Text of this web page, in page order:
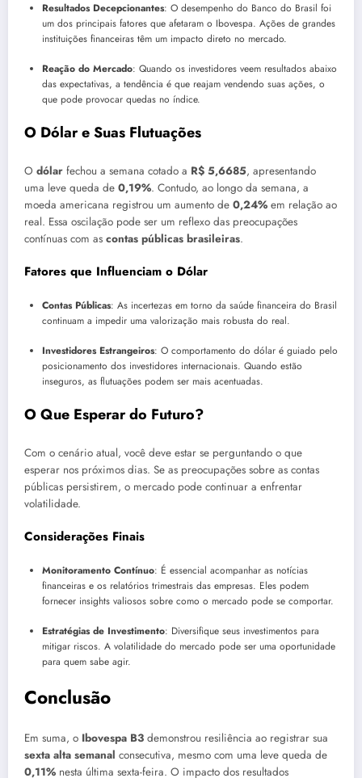
Resultados Decepcionantes: O desempenho do Banco do Brasil foi
um dos principais fatores que afetaram o Ibovespa. Ações de grandes
instituições financeiras têm um impacto direto no mercado.
Reação do Mercado: Quando os investidores veem resultados abaixo
das expectativas, a tendência é que reajam vendendo suas ações, o
que pode provocar quedas no índice.
O Dólar e Suas Flutuações
O dólar fechou a semana cotado a R$ 5,6685, apresentando
uma leve queda de 0,19%. Contudo, ao longo da semana, a
moeda americana registrou um aumento de 0,24% em relação ao
real. Essa oscilação pode ser um reflexo das preocupações
contínuas com as contas públicas brasileiras.
Fatores que Influenciam o Dólar
Contas Públicas: As incertezas em torno da saúde financeira do Brasil
continuam a impedir uma valorização mais robusta do real.
Investidores Estrangeiros: O comportamento do dólar é guiado pelo
posicionamento dos investidores internacionais. Quando estão
inseguros, as flutuações podem ser mais acentuadas.
O Que Esperar do Futuro?
Com o cenário atual, você deve estar se perguntando o que
esperar nos próximos dias. Se as preocupações sobre as contas
públicas persistirem, o mercado pode continuar a enfrentar
volatilidade.
Considerações Finais
Monitoramento Contínuo: É essencial acompanhar as notícias
financeiras e os relatórios trimestrais das empresas. Eles podem
fornecer insights valiosos sobre como o mercado pode se comportar.
Estratégias de Investimento: Diversifique seus investimentos para
mitigar riscos. A volatilidade do mercado pode ser uma oportunidade
para quem sabe agir.
Conclusão
Em suma, o Ibovespa B3 demonstrou resiliência ao registrar sua
sexta alta semanal consecutiva, mesmo com uma leve queda de
0,11% nesta última sexta-feira. O impacto dos resultados